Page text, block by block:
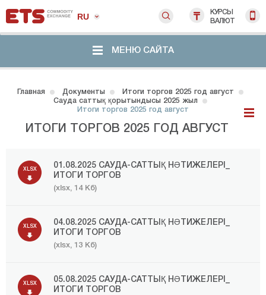
RU
КУРСЫ
ВАЛЮТ
МЕНЮ САЙТА
Главная Документы
Итоги торгов 2025 год август
Сауда саттық қорытындысы 2025 жыл
Итоги торгов 2025 год август
ИТОГИ ТОРГОВ 2025 ГОД АВГУСТ
XLSX
01.08.2025 САУДА-САТТЫҚ НӘТИЖЕЛЕРІ_
ИТОГИ ТОРГОВ
(xlsx, 14 Кб)
XLSX
04.08.2025 САУДА-САТТЫҚ НӘТИЖЕЛЕРІ_
ИТОГИ ТОРГОВ
(xlsx, 13 Кб)
XLSX
05.08.2025 САУДА-САТТЫҚ НӘТИЖЕЛЕРІ_
ИТОГИ ТОРГОВ